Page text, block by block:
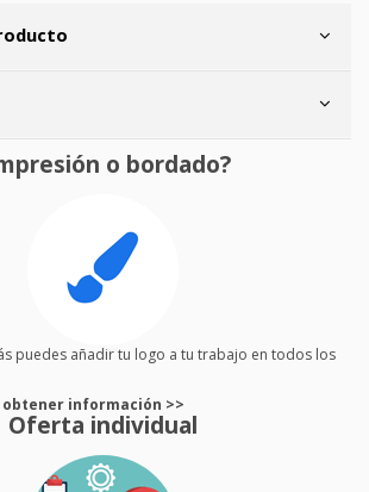
o bordado?
puedes añadir tu logo a tu trabajo en todos los
información >>
Oferta individual